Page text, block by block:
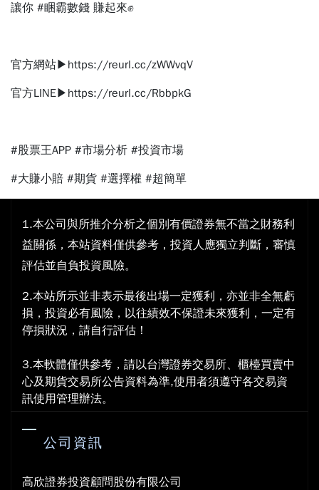
讓你 #睏霸數錢 賺起來✊
官方網站▶ https://reurl.cc/zWWvqV
官方LINE▶ https://reurl.cc/RbbpkG
#股票王APP #市場分析 #投資市場
#大賺小賠 #期貨 #選擇權 #超簡單
1.本公司與所推介分析之個別有價證券無不當之財務利
益關係，本站資料僅供參考，投資人應獨立判斷，審慎
評估並自負投資風險。
2.本站所示並非表示最後出場一定獲利，亦並非全無虧
損，投資必有風險，以往績效不保證未來獲利，一定有
停損狀況，請自行評估！
3.本軟體僅供參考，請以台灣證券交易所、櫃檯買賣中
心及期貨交易所公告資料為準,使用者須遵守各交易資
訊使用管理辦法。
公司資訊
高欣證券投資顧問股份有限公司